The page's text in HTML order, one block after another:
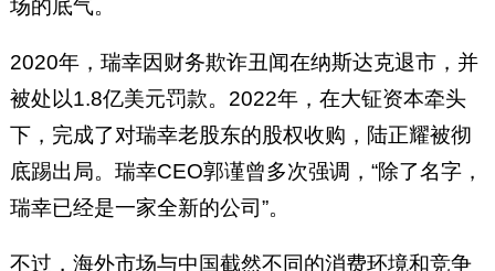
场的底气。
2020年，瑞幸因财务欺诈丑闻在纳斯达克退市，并
被处以1.8亿美元罚款。2022年，在大钲资本牵头
下，完成了对瑞幸老股东的股权收购，陆正耀被彻
底踢出局。瑞幸CEO郭谨曾多次强调，“除了名字，
瑞幸已经是一家全新的公司”。
不过，海外市场与中国截然不同的消费环境和竞争